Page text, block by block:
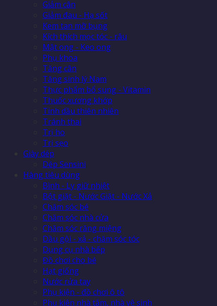
Giảm cân
Giảm đau - Hạ sốt
Kem tan mỡ bụng
Kích thích mọc tóc - râu
Mật ong - Keo ong
Phụ khoa
Tăng cân
Tăng sinh lý Nam
Thực phẩm bổ sung - Vitamin
Thuốc xương khớp
Tinh dầu thiên nhiên
Tránh thai
Trị ho
Trị sẹo
Giày dép
Dép Sensini
Hàng tiêu dùng
Bình - Ly giữ nhiệt
Bột giặt - Nước Giặt - Nước Xả
Chăm sóc bé
Chăm sóc nhà cửa
Chăm sóc răng miệng
Dầu gội - xả - chăm sóc tóc
Dụng cụ nhà bếp
Đồ chơi cho bé
Hạt giống
Nước rửa tay
Phụ kiện - đồ chơi ô tô
Phụ kiện nhà tắm, nhà vệ sinh